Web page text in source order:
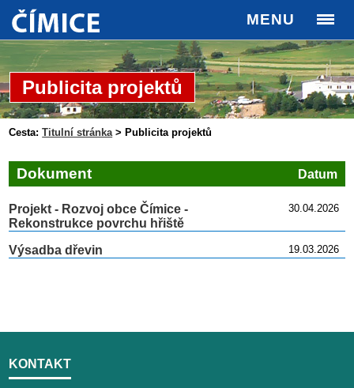
MENU
Publicita projektů
Cesta: Titulní stránka> Publicita projektů
Datum
Dokument
30.04.2026
Projekt - Rozvoj obce Čímice -
Rekonstrukce povrchu hřiště
19.03.2026
Výsadba dřevin
KONTAKT